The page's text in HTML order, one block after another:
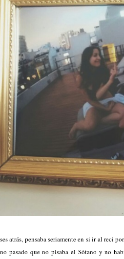
atrás, pensaba seriamente en si ir al reci
pasado que no pisaba el Sótano y no